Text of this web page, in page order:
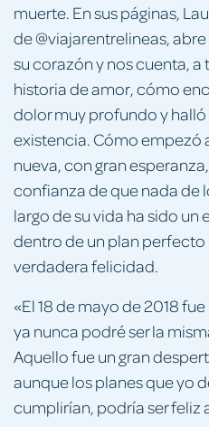
muerte. En sus páginas,
de @viajarentrelineas,
su corazón y nos cuenta,
historia de amor, cómo
dolor muy profundo y halló
existencia. Cómo empezó
nueva, con gran
confianza de que nada de
largo de su vida ha sido un
dentro de un plan perfecto
verdadera felicidad.
«El 18 de mayo de 2018
ya nunca podré ser la
Aquello fue un gran
aunque los planes que yo
cumplirían, podría ser feliz